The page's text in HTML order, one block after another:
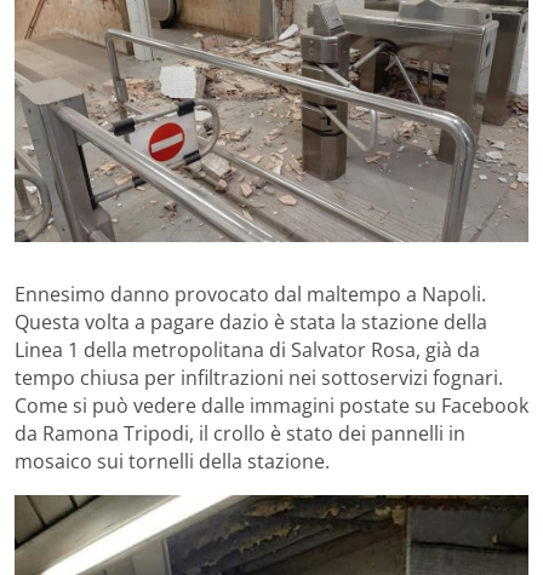
Ennesimo danno provocato dal maltempo a Napoli.
Questa volta a pagare dazio è stata la stazione della
Linea 1 della metropolitana di Salvator Rosa, già da
tempo chiusa per infiltrazioni nei sottoservizi fognari.
Come si può vedere dalle immagini postate su Facebook
da Ramona Tripodi, il crollo è stato dei pannelli in
mosaico sui tornelli della stazione.